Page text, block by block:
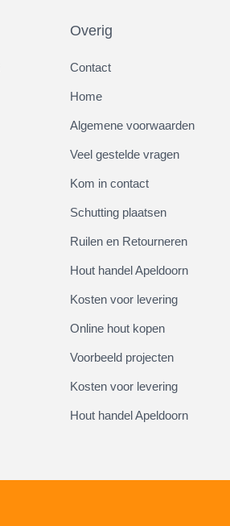
Overig
Contact
Home
Algemene voorwaarden
Veel gestelde vragen
Kom in contact
Schutting plaatsen
Ruilen en Retourneren
Hout handel Apeldoorn
Kosten voor levering
Online hout kopen
Voorbeeld projecten
Kosten voor levering
Hout handel Apeldoorn